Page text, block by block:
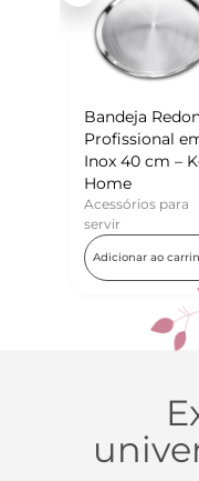
Redonda
ao carrinho
Inox